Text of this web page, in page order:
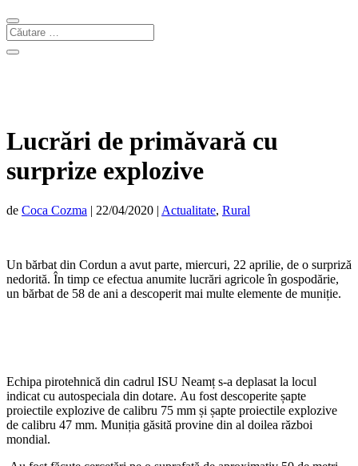
Lucrări de primăvară cu
surprize explozive
de Coca Cozma | 22/04/2020 | Actualitate, Rural
Un bărbat din Cordun a avut parte, miercuri, 22 aprilie, de o surpriză
nedorită. În timp ce efectua anumite lucrări agricole în gospodărie,
un bărbat de 58 de ani a descoperit mai multe elemente de muniție.
Echipa pirotehnică din cadrul ISU Neamț s-a deplasat la locul
indicat cu autospeciala din dotare. Au fost descoperite șapte
proiectile explozive de calibru 75 mm și șapte proiectile explozive
de calibru 47 mm. Muniția găsită provine din al doilea război
mondial.